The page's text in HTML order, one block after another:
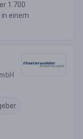
1.700
einem